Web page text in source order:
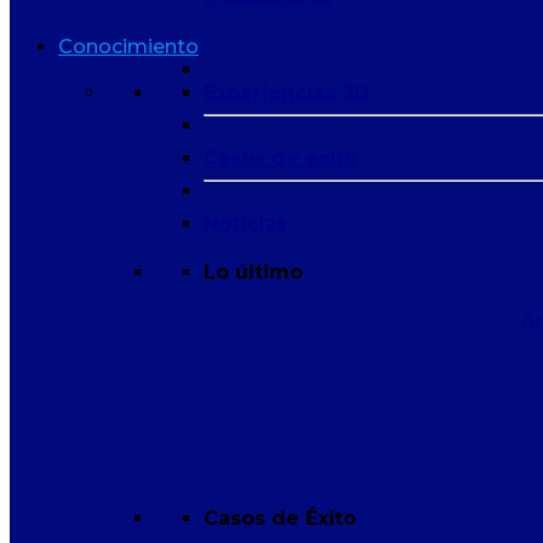
Conocimiento
Lo último
Casos de Éxito